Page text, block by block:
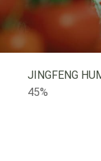
JINGFENG
45%